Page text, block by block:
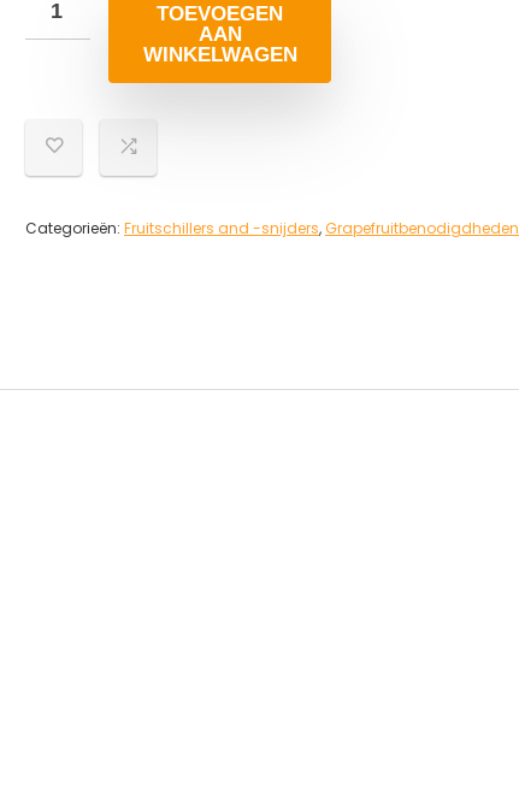
TOEVOEGEN
AAN
WINKELWAGEN
Categorieën: Fruitschillers and -snijders,Grapefruitbenodigdheden